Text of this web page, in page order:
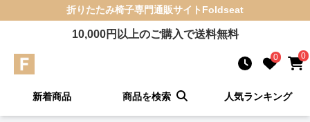
折りたたみ椅子専門通販サイト Foldseat
10,000円以上のご購入で送料無料
0 0
新着商品 商品を検索 人気ランキング